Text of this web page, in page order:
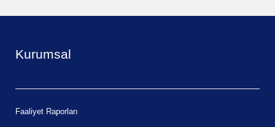
Kurumsal
Faaliyet Raporları